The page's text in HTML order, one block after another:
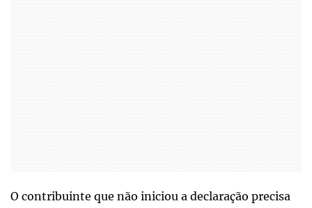
O contribuinte que não iniciou a declaração precisa